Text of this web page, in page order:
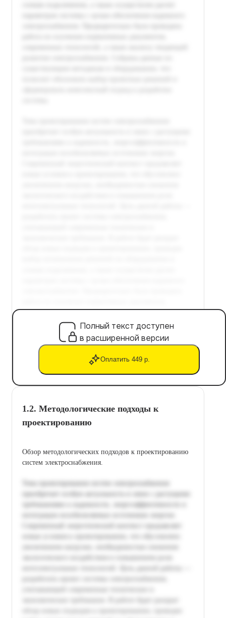
Полный текст доступен
в расширенной версии
Оплатить 449 р.
1.2. Методологические подходы к
проектированию
Обзор методологических подходов к проектированию
систем электроснабжения.